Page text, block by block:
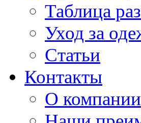
Таблица
Уход за
Статьи
Контакты
О компании